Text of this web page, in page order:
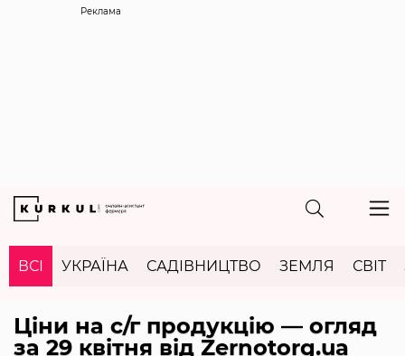
Реклама
ВСІ УКРАЇНА САДІВНИЦТВО ЗЕМЛЯ СВІТ
Ціни на с/г продукцію — огляд
за 29 квітня від Zernotorg.ua